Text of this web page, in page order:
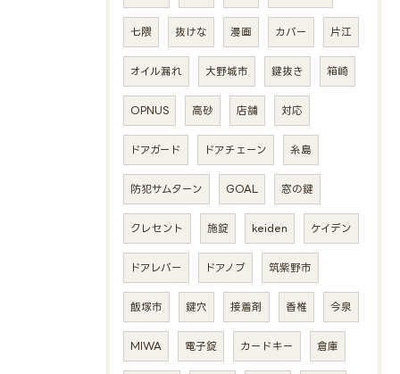
七隈 抜けな 漫画 カバー 片江
オイル漏れ 大野城市 鍵抜き 箱崎
OPNUS 高砂 店舗 対応
ドアガード ドアチェーン 糸島
防犯サムターン GOAL 窓の鍵
クレセント 施錠 keiden ケイデン
ドアレバー ドアノブ 筑紫野市
飯塚市 鍵穴 接着剤 香椎 今泉
MIWA 電子錠 カードキー 倉庫